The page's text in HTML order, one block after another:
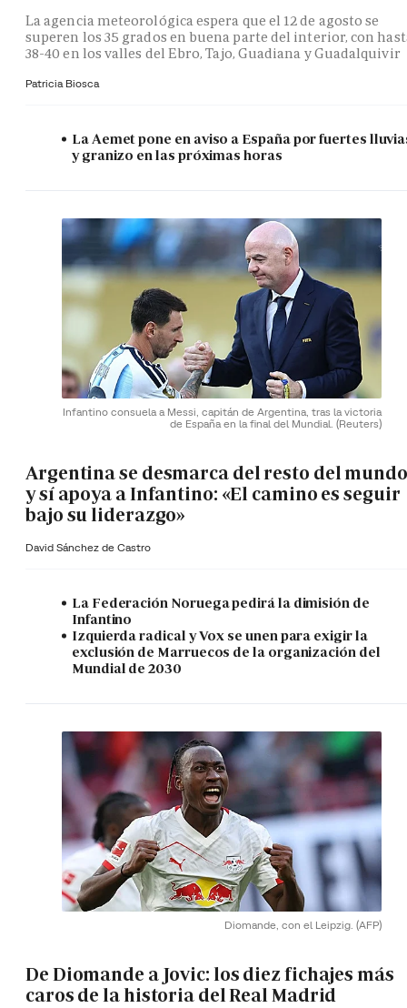
La agencia meteorológica espera que el 12 de agosto se
superen los 35 grados en buena parte del interior, con
38-40 en los valles del Ebro, Tajo, Guadiana y Guadalquivir
Patricia Biosca
La Aemet pone en aviso a España por fuertes
y granizo en las próximas horas
Infantino consuela a Messi, capitán de Argentina, tras la victoria
de España en la final del Mundial. (Reuters)
Argentina se desmarca del resto del mundo
y sí apoya a Infantino: «El camino es seguir
bajo su liderazgo»
David Sánchez de Castro
La Federación Noruega pedirá la dimisión de
Infantino
Izquierda radical y Vox se unen para exigir la
exclusión de Marruecos de la organización del
Mundial de 2030
Diomande, con el Leipzig. (AFP)
De Diomande a Jovic: los diez fichajes más
caros de la historia del Real Madrid